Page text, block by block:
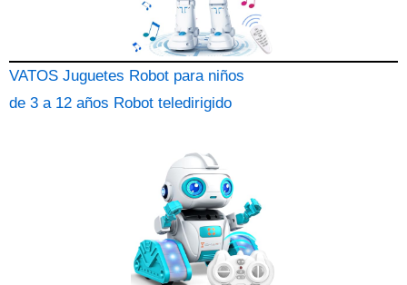
VATOS Juguetes Robot para niños
de 3 a 12 años Robot teledirigido